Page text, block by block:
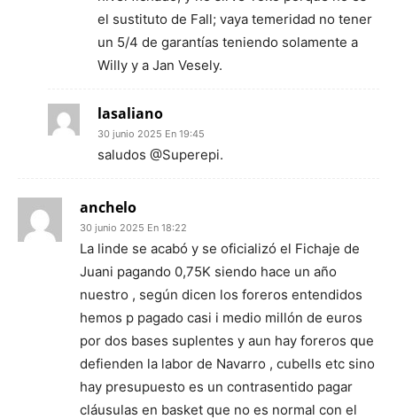
el sustituto de Fall; vaya temeridad no tener
un 5/4 de garantías teniendo solamente a
Willy y a Jan Vesely.
lasaliano
30 junio 2025 En 19:45
saludos @Superepi.
anchelo
30 junio 2025 En 18:22
La linde se acabó y se oficializó el Fichaje de
Juani pagando 0,75K siendo hace un año
nuestro , según dicen los foreros entendidos
hemos p pagado casi i medio millón de euros
por dos bases suplentes y aun hay foreros que
defienden la labor de Navarro , cubells etc sino
hay presupuesto es un contrasentido pagar
cláusulas en basket que no es normal con el